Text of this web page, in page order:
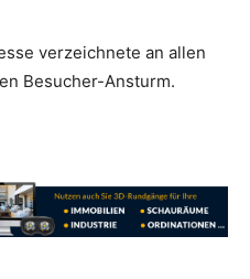
verzeichnete an allen
Besucher-Ansturm.